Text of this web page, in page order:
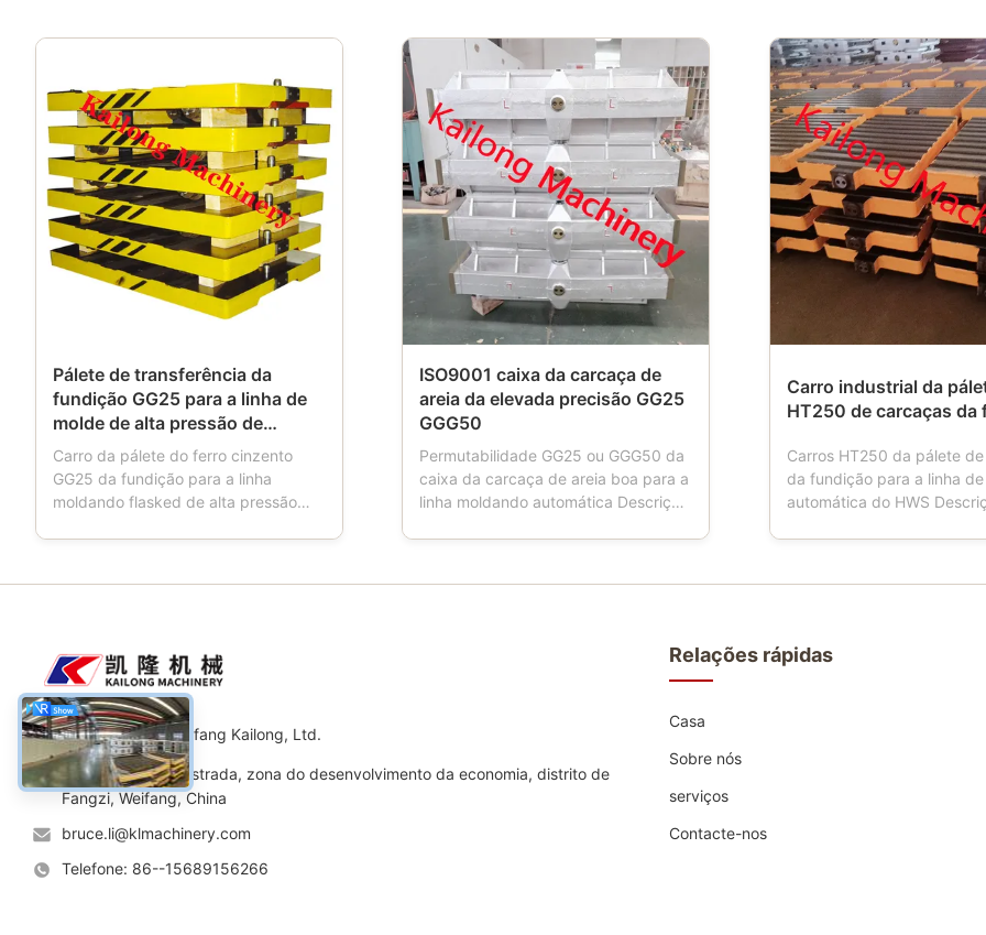
Pálete de transferência da
fundição GG25 para a linha de
molde de alta pressão de
Flasked
Carro da pálete do ferro cinzento
GG25 da fundição para a linha
moldando flasked de alta pressão
...
ISO9001 caixa da carcaça de
areia da elevada precisão GG25
GGG50
Permutabilidade GG25 ou GGG50 da
caixa da carcaça de areia boa para a
linha moldando automática Descrição
Carro industrial da
HT250 de carcaças da
Carros HT250 da pálete
da fundição para a linha
automática do HWS
Quando os trabalhos da
quatro rodas, que está
Maquinaria Co. de Weifang Kailong, Ltd.
Endereço: No.11 estrada, zona do desenvolvimento da economia, distrito de
Fangzi, Weifang, China
bruce.li@klmachinery.com
Telefone: 86--15689156266
Relações rápidas
Casa
Sobre nós
serviços
Contacte-nos